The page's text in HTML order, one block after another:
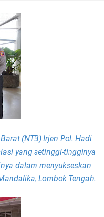
fungsi Polmas
Merah Putih kepada Warga
ke Lombok Tengah
Mahasiswi NDR
Kapolri Cup 2026
Lewat Patroli
(NTB) Irjen Pol. Hadi
yang setinggi-tingginya
dalam menyukseskan
Lombok Tengah.